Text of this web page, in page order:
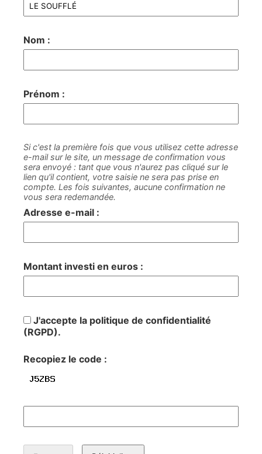
Nom :
Prénom :
Si c'est la première fois que vous utilisez cette adresse
e-mail sur le site, un message de confirmation vous
sera envoyé : tant que vous n'aurez pas cliqué sur le
lien qu'il contient, votre saisie ne sera pas prise en
compte. Les fois suivantes, aucune confirmation ne
vous sera redemandée.
Adresse e-mail :
Montant investi en euros :
J'accepte la politique de confidentialité
(RGPD).
Recopiez le code :